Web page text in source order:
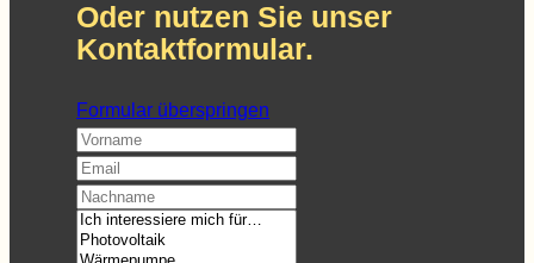
Oder nutzen Sie unser
Kontaktformular.
Formular überspringen